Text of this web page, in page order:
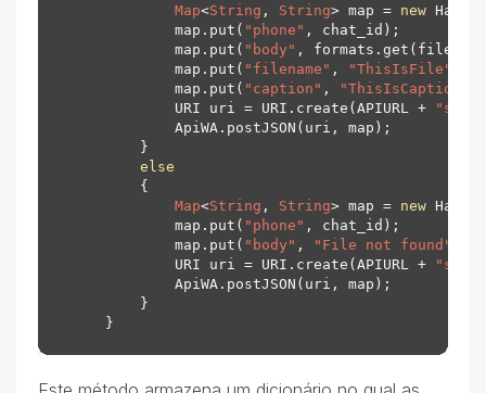
Map<String , String> map = new
            map.put(
"phone" , chat_id);
            map.put(
"body" ,
            map.put(
"filename" , "ThisIsFile"
            map.put(
"caption" , "ThisIsCaption"
            URI uri = URI.create(APIURL +
            ApiWA.postJSON(uri, map);
        }
else
        {
Map<String , String> map = new
            map.put(
"phone" , chat_id);
            map.put(
"body" , "File not found"
            URI uri = URI.create(APIURL +
            ApiWA.postJSON(uri, map);
        }